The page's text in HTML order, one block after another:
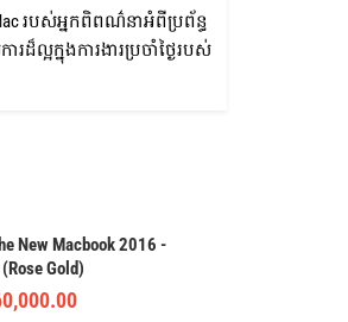
របស់អ្នកពិពណ៌នាអំពីប្រព័ន្ធ
ដ៏ល្អក្នុងការងារប្រចាំថ្ងៃរបស់
New Macbook 2016 -
Gold)